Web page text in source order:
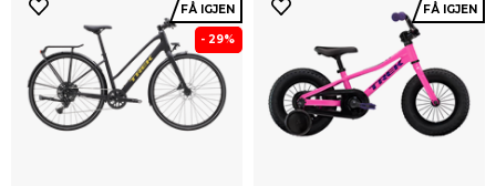
FÅ IGJEN
- 29%
FÅ IGJEN